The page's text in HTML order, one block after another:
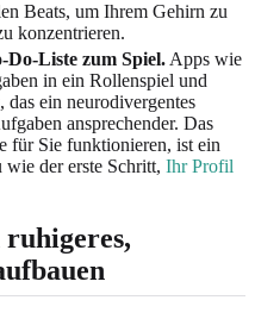
Beats, um Ihrem Gehirn zu
konzentrieren.
Liste zum Spiel. Apps wie
in ein Rollenspiel und
ein neurodivergentes
ansprechender. Das
für Sie funktionieren, ist ein
der erste Schritt, Ihr Profil
ruhigeres,